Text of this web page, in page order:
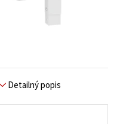
Detailný popis